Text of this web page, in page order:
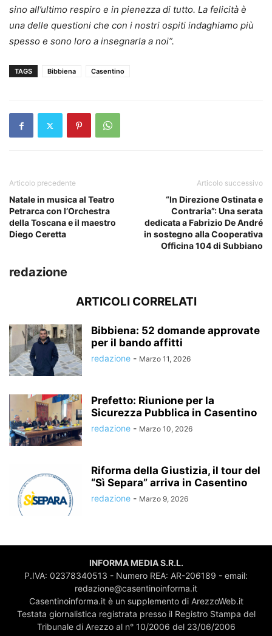
sino all’ultimo respiro e in pienezza di tutto. La felicità è
una delle questioni che con i nostri ospiti indaghiamo più
spesso e sono loro a insegnarla a noi”.
TAGS Bibbiena Casentino
Articolo precedente
Natale in musica al Teatro
Petrarca con l’Orchestra
della Toscana e il maestro
Diego Ceretta
Articolo successivo
“In Direzione Ostinata e
Contraria”: Una serata
dedicata a Fabrizio De André
in sostegno alla Cooperativa
Officina 104 di Subbiano
redazione
ARTICOLI CORRELATI
Bibbiena: 52 domande approvate
per il bando affitti
redazione - Marzo 11, 2026
Prefetto: Riunione per la
Sicurezza Pubblica in Casentino
redazione - Marzo 10, 2026
Riforma della Giustizia, il tour del
“Sì Separa” arriva in Casentino
redazione - Marzo 9, 2026
INFORMA MEDIA S.R.L.
P.IVA: 02378340513 - Numero REA: AR-206189 - email:
redazione@casentinoinforma.it
Casentinoinforma.it è un supplemento di ArezzoWeb.it
Testata giornalistica registrata presso il Registro Stampa del
Tribunale di Arezzo al n° 10/2006 del 23/06/2006